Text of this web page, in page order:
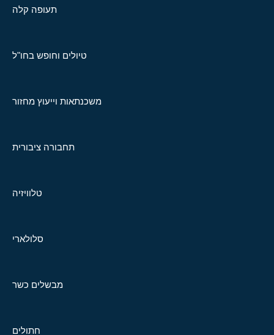
תעופה קלה
טיולים וחופש בחו"ל
משכנתאות וייעוץ מחזור
תחבורה ציבורית
טלוויזיה
סלולארי
מבשלים כשר
חתולים